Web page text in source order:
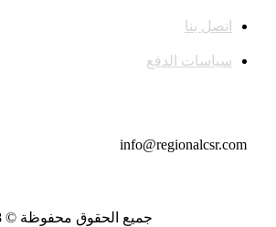
اتصل بنا
سياسات الدفع
جميع الحقوق محفوظة © 2018